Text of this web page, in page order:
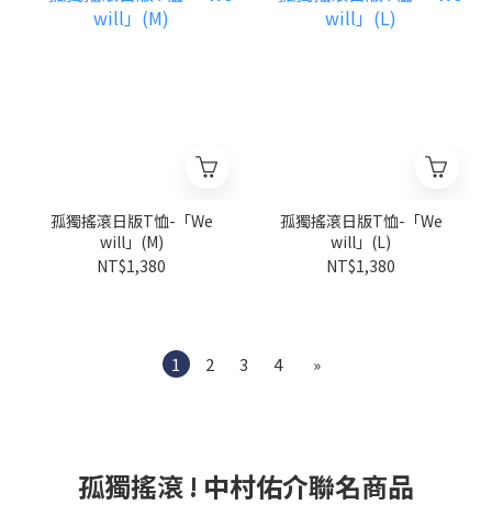
孤獨搖滾日版T恤-「We
will」(M)
NT$1,380
孤獨搖滾日版T恤-「We
will」(L)
NT$1,380
1 2 3 4 »
孤獨搖滾 ! 中村佑介聯名商品